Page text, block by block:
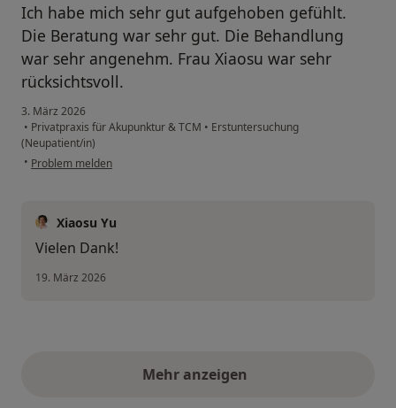
Ich habe mich sehr gut aufgehoben gefühlt.
Die Beratung war sehr gut. Die Behandlung
war sehr angenehm. Frau Xiaosu war sehr
rücksichtsvoll.
3. März 2026
• Privatpraxis für Akupunktur & TCM • Erstuntersuchung
(Neupatient/in)
• Problem melden
Xiaosu Yu
Vielen Dank!
19. März 2026
Mehr anzeigenobige Stellungnahmen